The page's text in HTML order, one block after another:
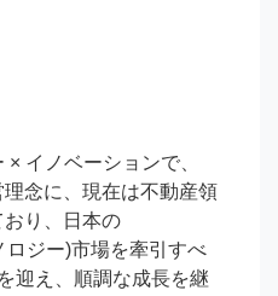
イノベーションで、
念に、現在は不動産領
り、日本の
ロジー)市場を牽引すべ
迎え、順調な成長を継